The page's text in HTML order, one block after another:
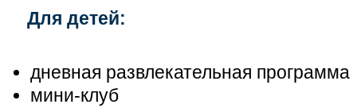
Для детей:
дневная развлекательная программа
мини-клуб